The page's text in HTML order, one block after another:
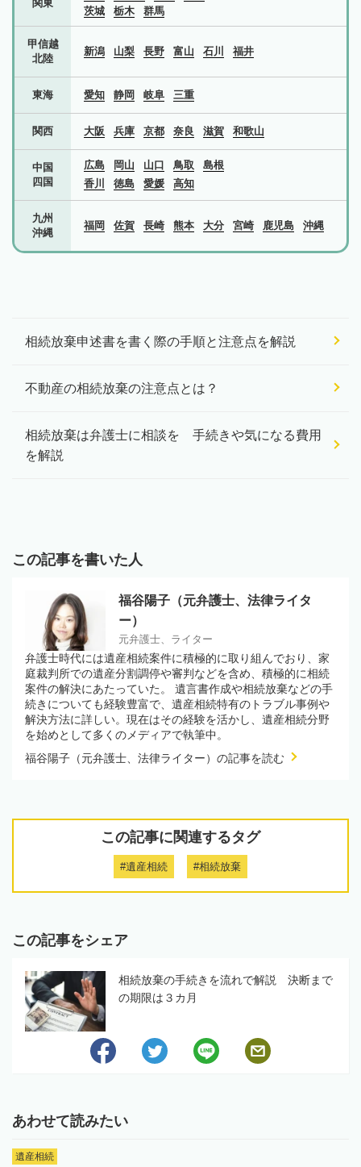
関東
茨城
栃木 群馬
甲信越
北陸
新潟 山梨 長野 富山 石川 福井
東海 愛知 静岡 岐阜 三重
関西 大阪 兵庫 京都 奈良 滋賀 和歌山
中国
四国
広島 岡山 山口 鳥取
島根
香川
徳島 愛媛 高知
九州
沖縄
福岡 佐賀 長崎 熊本 大分 宮崎 鹿児島 沖縄
相続放棄申述書を書く際の手順と注意点を解説
不動産の相続放棄の注意点とは？
相続放棄は弁護士に相談を 手続きや気になる費用
を解説
この記事を書いた人
福谷陽子（元弁護士、法律ライタ
ー）
元弁護士、ライター
弁護士時代には遺産相続案件に積極的に取り組んでおり、家
庭裁判所での遺産分割調停や審判などを含め、積極的に相続
案件の解決にあたっていた。 遺言書作成や相続放棄などの手
続きについても経験豊富で、遺産相続特有のトラブル事例や
解決方法に詳しい。現在はその経験を活かし、遺産相続分野
を始めとして多くのメディアで執筆中。
福谷陽子（元弁護士、法律ライター）の記事を読む
この記事に関連するタグ
#遺産相続 #相続放棄
この記事をシェア
相続放棄の手続きを流れで解説 決断まで
の期限は３カ月
あわせて読みたい
遺産相続